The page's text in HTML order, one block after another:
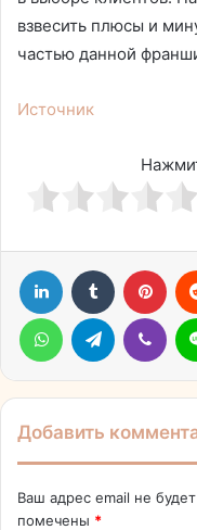
взвесить плюсы и
частью данной
Источник
LinkedIn Tumblr
WhatsAppTelegram
Добавить
Ваш адрес email не
помечены *